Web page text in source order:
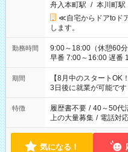
舟入本町駅 / 本川町駅
≪自宅からドアtoド
します。
勤務時間
9:00～18:00（休憩60分） ■ご希望があれば下記シフトも
早番 7:00～16:00 遅番
と休みを合わせたい」
「できれば残業はし
ね。 ※Wワーク希望の方へ 今ご覧のお仕事で希望する勤務時間
と、もう1つのお仕事
合は応募できません。
期間
【8月中のスタート
3日後に就業が可能です
特徴 履歴書不要 / 40～50代
上の大量募集 / 電話対
気になる！